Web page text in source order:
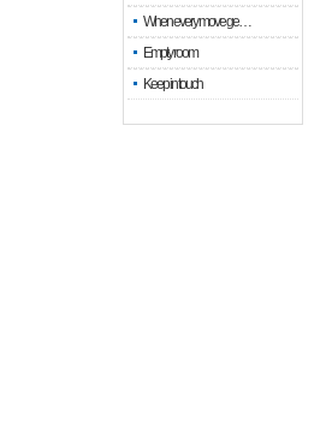
When every move ge…
Empty room
Keep in touch